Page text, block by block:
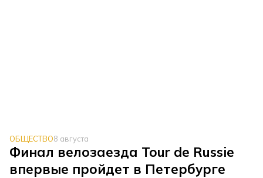
ОБЩЕСТВО8 августа
Финал велозаезда Tour de Russie
впервые пройдет в Петербурге